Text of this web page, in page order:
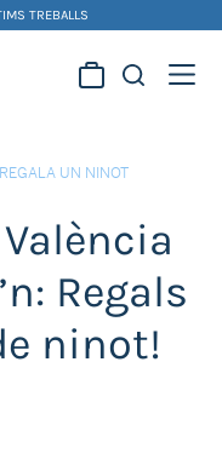
TREBALLS
UN NINOT
Regals
ninot!